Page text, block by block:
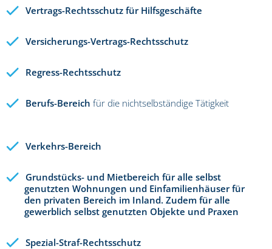
Vertrags-Rechtsschutz für Hilfsgeschäfte
Versicherungs-Vertrags-Rechtsschutz
Regress-Rechtsschutz
Berufs-Bereich für die nichtselbständige Tätigkeit
Verkehrs-Bereich
Grundstücks- und Mietbereich für alle selbst
genutzten Wohnungen und Einfamilienhäuser für
den privaten Bereich im Inland. Zudem für alle
gewerblich selbst genutzten Objekte und Praxen
Spezial-Straf-Rechtsschutz